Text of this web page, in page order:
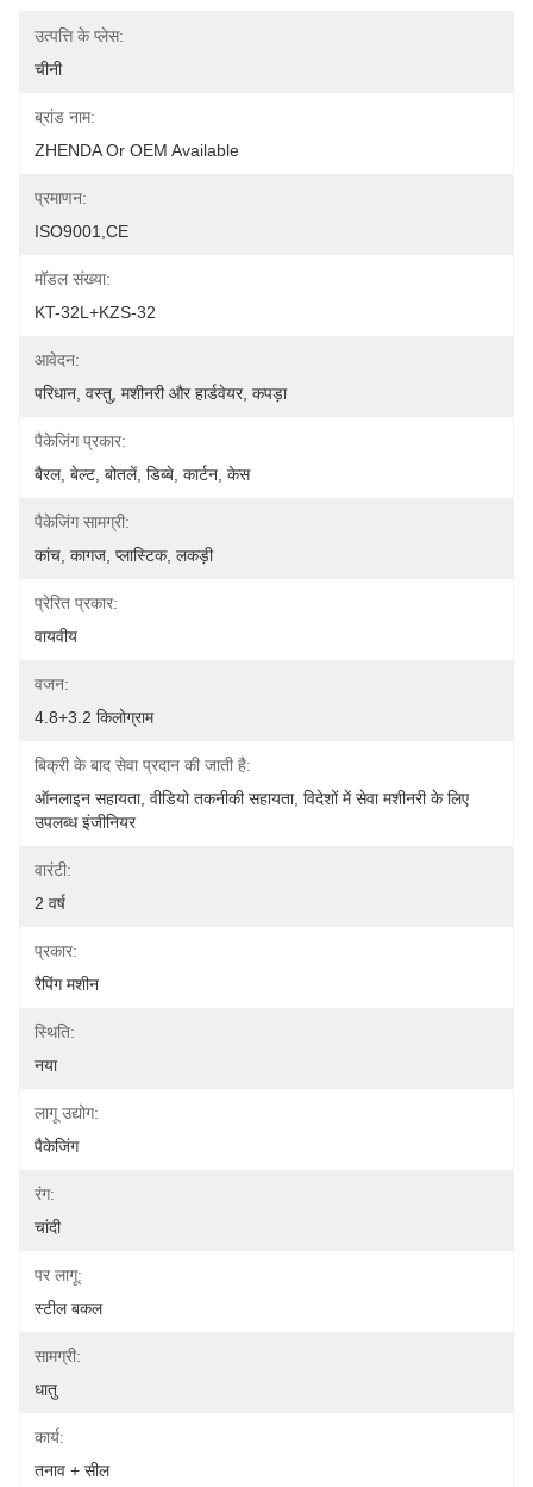
उत्पत्ति के प्लेस:
चीनी
ब्रांड नाम:
ZHENDA Or OEM Available
प्रमाणन:
ISO9001,CE
मॉडल संख्या:
KT-32L+KZS-32
आवेदन:
परिधान, वस्तु, मशीनरी और हार्डवेयर, कपड़ा
पैकेजिंग प्रकार:
बैरल, बेल्ट, बोतलें, डिब्बे, कार्टन, केस
पैकेजिंग सामग्री:
कांच, कागज, प्लास्टिक, लकड़ी
प्रेरित प्रकार:
वायवीय
वजन:
4.8+3.2 किलोग्राम
बिक्री के बाद सेवा प्रदान की जाती है:
ऑनलाइन सहायता, वीडियो तकनीकी सहायता, विदेशों में सेवा मशीनरी के लिए
उपलब्ध इंजीनियर
वारंटी:
2 वर्ष
प्रकार:
रैपिंग मशीन
स्थिति:
नया
लागू उद्योग:
पैकेजिंग
रंग:
चांदी
पर लागू:
स्टील बकल
सामग्री:
धातु
कार्य:
तनाव + सील